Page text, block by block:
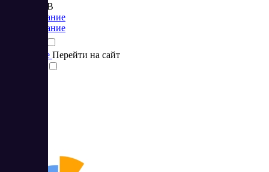
от 100 RUB
Планирование
Планирование
Подробнее Перейти на сайт